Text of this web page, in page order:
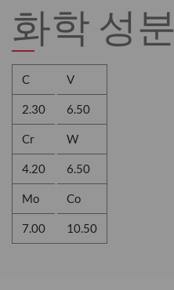
화학 성분
C
2.30
Cr
4.20
Mo
7.00
V
6.50
W
6.50
Co
10.50